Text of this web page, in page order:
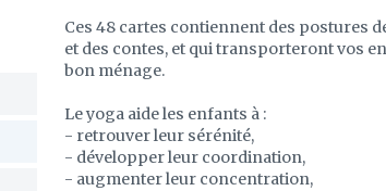
Ces 48 cartes contiennent des postures
et des contes, et qui transporteront vos
bon ménage.
Le yoga aide les enfants à :
- retrouver leur sérénité,
- développer leur coordination,
- augmenter leur concentration,